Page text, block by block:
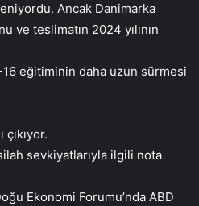
Ancak Danimarka
ve teslimatın 2024 yılının
16 eğitiminin daha uzun sürmesi
sevkiyatlarıyla ilgili nota
Ekonomi Forumu’nda ABD